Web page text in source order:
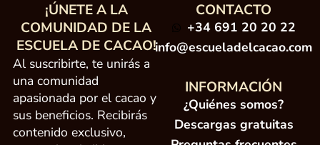
¡ÚNETE A LA
COMUNIDAD DE LA
ESCUELA DE CACAO!
Al suscribirte, te unirás a
una comunidad
apasionada por el cacao y
sus beneficios. Recibirás
contenido exclusivo,
CONTACTO
+34 691 20 20 22
info@escueladelcacao.com
INFORMACIÓN
¿Quiénes somos?
Descargas gratuitas